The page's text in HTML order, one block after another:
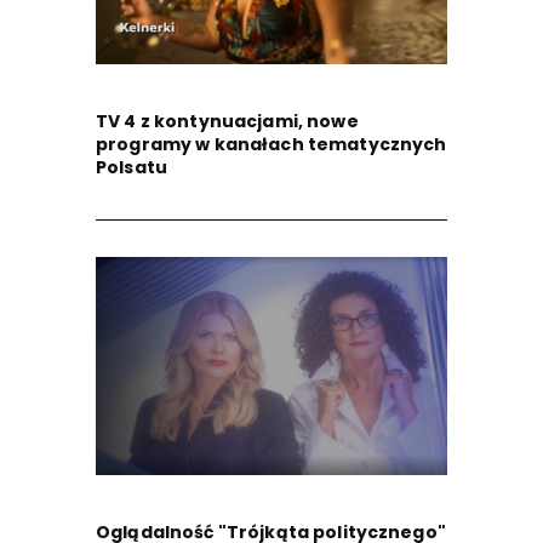
TV 4 z kontynuacjami, nowe
programy w kanałach tematycznych
Polsatu
Oglądalność "Trójkąta politycznego"